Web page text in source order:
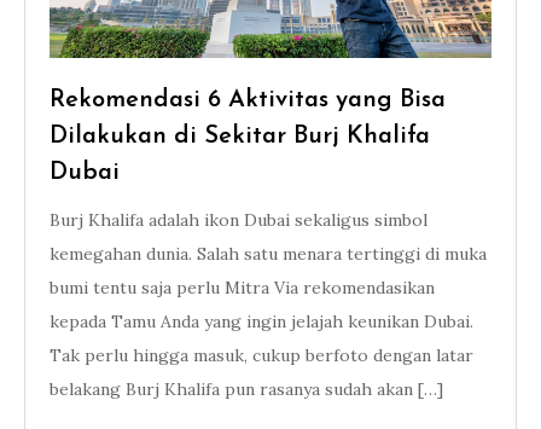
Rekomendasi 6 Aktivitas yang Bisa
Dilakukan di Sekitar Burj Khalifa
Dubai
Burj Khalifa adalah ikon Dubai sekaligus simbol
kemegahan dunia. Salah satu menara tertinggi di muka
bumi tentu saja perlu Mitra Via rekomendasikan
kepada Tamu Anda yang ingin jelajah keunikan Dubai.
Tak perlu hingga masuk, cukup berfoto dengan latar
belakang Burj Khalifa pun rasanya sudah akan […]